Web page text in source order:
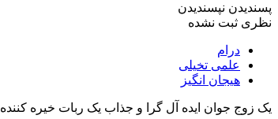
پسندیدن نپسندیدن
نظری ثبت نشده
درام
علمی تخیلی
هیجان انگیز
یک زوج جوان ایده آل گرا و جذاب یک ربات خیره